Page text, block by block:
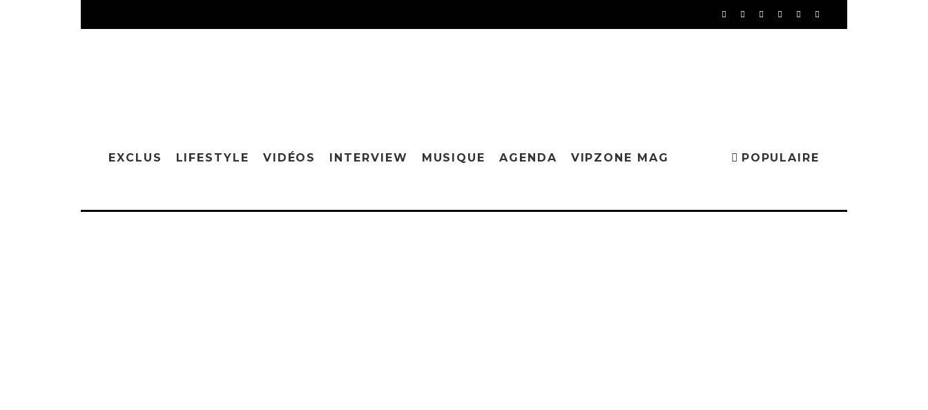
EXCLUS LIFESTYLE VIDÉOS INTERVIEW MUSIQUE AGENDA VIPZONE MAG POPULAIRE